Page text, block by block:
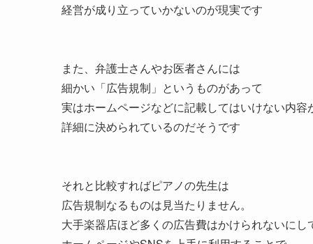
経営が成り立っていかないのが現実です
また、弁護士さんやお医者さんには
細かい「広告規制」というものがあって
実はホームページなどに記載してはいけない内容
詳細に決められているのだそうです
それと比較すればピアノの先生は
広告規制なるものは見当たりません。
大手楽器店ほど多くの広告費はかけられないにし